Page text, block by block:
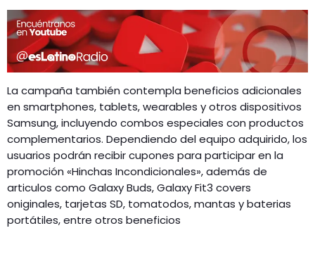
La campaña también contempla beneficios adicionales
en smartphones, tablets, wearables y otros dispositivos
Samsung, incluyendo combos especiales con productos
complementarios. Dependiendo del equipo adquirido, los
usuarios podrán recibir cupones para participar en la
promoción «Hinchas Incondicionales», además de
articulos como Galaxy Buds, Galaxy Fit3 covers
oniginales, tarjetas SD, tomatodos, mantas y baterias
portátiles, entre otros beneficios